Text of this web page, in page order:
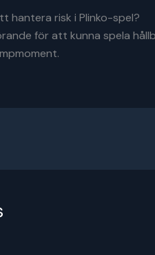
hantera risk i Plinko-spel?
för att kunna spela